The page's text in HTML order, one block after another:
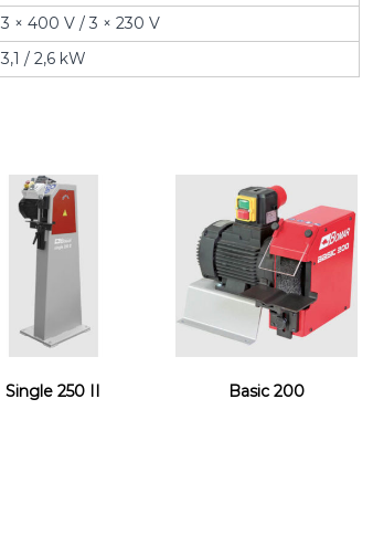
3 × 400 V / 3 × 230 V
3,1 / 2,6 kW
Single 250 II Basic 200